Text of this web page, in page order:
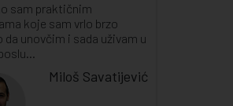
sam praktičnim
koje sam vrlo brzo
da unovčim i sada uživam u
Miloš Savatijević